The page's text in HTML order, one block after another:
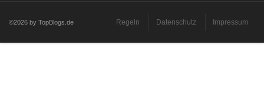
©2026 by TopBlogs.de Regeln Datenschutz Impressum